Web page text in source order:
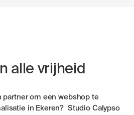
alle vrijheid
partner om een webshop te
in Ekeren? Studio Calypso